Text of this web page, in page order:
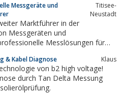
Messgeräte und
Titisee-
Neustadt
Marktführer in der
Messgeräten und
Messlösungen für
& Kabel Diagnose Klaus
von b2 high voltage!
Teilentladungsmessung, Isolierölprüfung.